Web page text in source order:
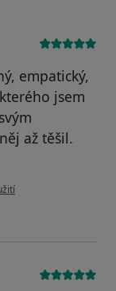
empatický,
jsem
až těšil.
Martin